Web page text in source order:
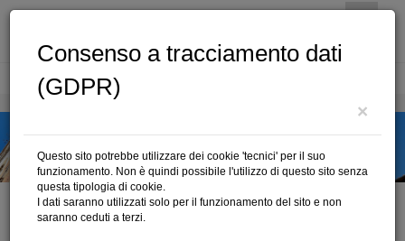
Cerca
Consenso a tracciamento dati
(GDPR)
×
Questo sito potrebbe utilizzare dei cookie 'tecnici' per il suo
funzionamento. Non è quindi possibile l'utilizzo di questo sito senza
questa tipologia di cookie.
I dati saranno utilizzati solo per il funzionamento del sito e non
saranno ceduti a terzi.